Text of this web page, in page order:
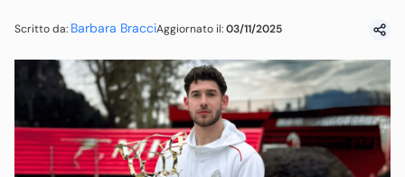
Scritto da: Barbara BracciAggiornato il:03/11/2025